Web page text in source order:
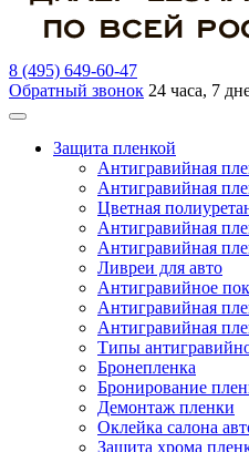
8 (495) 649-60-47
Обратный звонок 24 часа, 7
Защита пленкой
Антигравийная
Антигравийная
Цветная
Антигравийная
Антигравийная
Ливреи для авто
Антигравийное
Антигравийная
Антигравийная
Типы
Бронепленка
Бронирование
Демонтаж пленки
Оклейка салона
Защита хрома